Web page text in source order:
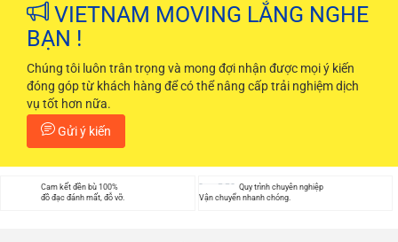
VIETNAM MOVING LẮNG NGHE
BẠN !
Chúng tôi luôn trân trọng và mong đợi nhận được mọi ý kiến
đóng góp từ khách hàng để có thể nâng cấp trải nghiệm dịch
vụ tốt hơn nữa.
Gửi ý kiến
Cam kết đền bù 100%
đồ đạc đánh mất, đỗ vỡ.
Quy trình chuyên nghiệp
Vận chuyển nhanh chóng.